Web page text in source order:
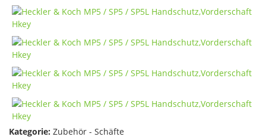
Kategorie: Zubehör - Schäfte